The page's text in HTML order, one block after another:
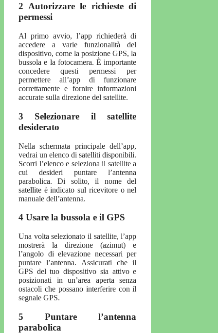
2 Autorizzare le richieste di
permessi
Al primo avvio, l’app richiederà di
accedere a varie funzionalità del
dispositivo, come la posizione GPS, la
bussola e la fotocamera. È importante
concedere questi permessi per
permettere all’app di funzionare
correttamente e fornire informazioni
accurate sulla direzione del satellite.
3 Selezionare il satellite
desiderato
Nella schermata principale dell’app,
vedrai un elenco di satelliti disponibili.
Scorri l’elenco e seleziona il satellite a
cui desideri puntare l’antenna
parabolica. Di solito, il nome del
satellite è indicato sul ricevitore o nel
manuale dell’antenna.
4 Usare la bussola e il GPS
Una volta selezionato il satellite, l’app
mostrerà la direzione (azimut) e
l’angolo di elevazione necessari per
puntare l’antenna. Assicurati che il
GPS del tuo dispositivo sia attivo e
posizionati in un’area aperta senza
ostacoli che possano interferire con il
segnale GPS.
5 Puntare l’antenna
parabolica